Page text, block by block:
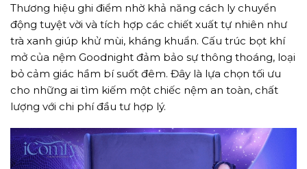
Thương hiệu ghi điểm nhờ khả năng cách ly chuyển
động tuyệt vời và tích hợp các chiết xuất tự nhiên như
trà xanh giúp khử mùi, kháng khuẩn. Cấu trúc bọt khí
mở của nệm Goodnight đảm bảo sự thông thoáng, loại
bỏ cảm giác hầm bí suốt đêm. Đây là lựa chọn tối ưu
cho những ai tìm kiếm một chiếc nệm an toàn, chất
lượng với chi phí đầu tư hợp lý.